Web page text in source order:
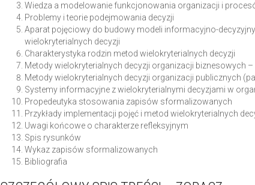
Wiedza a modelowanie funkcjonowania organizacji i
Problemy i teorie podejmowania decyzji
Aparat pojęciowy do budowy modeli informacyjno-
wielokryterialnych decyzji
Charakterystyka rodzin metod wielokryterialnych decyzji
Metody wielokryterialnych decyzji organizacji biznesowych
Metody wielokryterialnych decyzji organizacji publicznych
Systemy informacyjne z wielokryterialnymi decyzjami w
Propedeutyka stosowania zapisów sformalizowanych
Przykłady implementacji pojęć i metod wielokryterialnych
Uwagi końcowe o charakterze refleksyjnym
Spis rysunków
Wykaz zapisów sformalizowanych
Bibliografia